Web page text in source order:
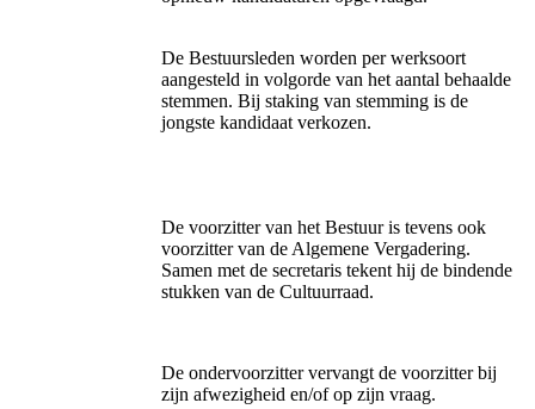
De Bestuursleden worden per werksoort
aangesteld in volgorde van het aantal behaalde
stemmen. Bij staking van stemming is de
jongste kandidaat verkozen.
De voorzitter van het Bestuur is tevens ook
voorzitter van de Algemene Vergadering.
Samen met de secretaris tekent hij de bindende
stukken van de Cultuurraad.
De ondervoorzitter vervangt de voorzitter bij
zijn afwezigheid en/of op zijn vraag.